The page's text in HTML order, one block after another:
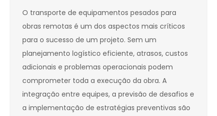
O transporte de equipamentos pesados para
obras remotas é um dos aspectos mais críticos
para o sucesso de um projeto. Sem um
planejamento logístico eficiente, atrasos, custos
adicionais e problemas operacionais podem
comprometer toda a execução da obra. A
integração entre equipes, a previsão de desafios e
a implementação de estratégias preventivas são